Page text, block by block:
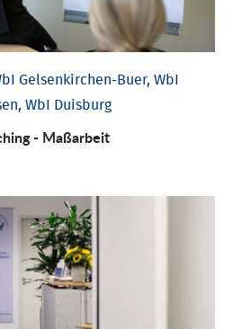
Gelsenkirchen-Buer, WbI
WbI Duisburg
- Maßarbeit